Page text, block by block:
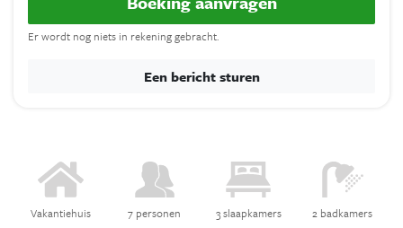
Vakantiehuis 7 personen 3 slaapkamers 2 badkamers
Er wordt nog niets in rekening gebracht.
Een bericht sturen